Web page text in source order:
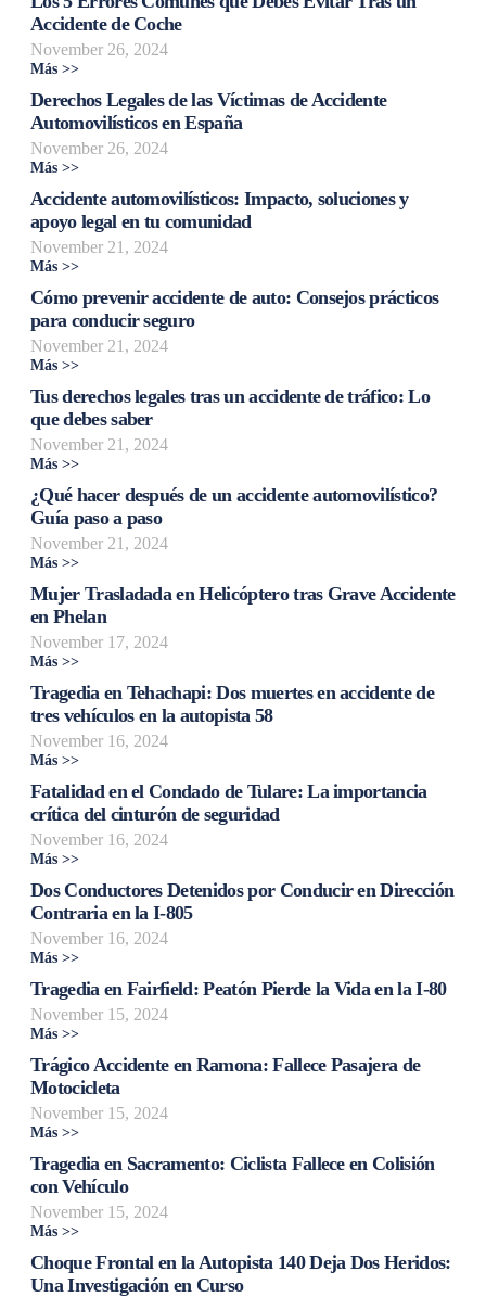
Accidente de Coche
November 26, 2024
Más >>
Derechos Legales de las Víctimas de Accidente
Automovilísticos en España
November 26, 2024
Más >>
Accidente automovilísticos: Impacto, soluciones y
apoyo legal en tu comunidad
November 21, 2024
Más >>
Cómo prevenir accidente de auto: Consejos prácticos
para conducir seguro
November 21, 2024
Más >>
Tus derechos legales tras un accidente de tráfico: Lo
que debes saber
November 21, 2024
Más >>
¿Qué hacer después de un accidente automovilístico?
Guía paso a paso
November 21, 2024
Más >>
Mujer Trasladada en Helicóptero tras Grave Accidente
en Phelan
November 17, 2024
Más >>
Tragedia en Tehachapi: Dos muertes en accidente de
tres vehículos en la autopista 58
November 16, 2024
Más >>
Fatalidad en el Condado de Tulare: La importancia
crítica del cinturón de seguridad
November 16, 2024
Más >>
Dos Conductores Detenidos por Conducir en Dirección
Contraria en la I-805
November 16, 2024
Más >>
Tragedia en Fairfield: Peatón Pierde la Vida en la I-80
November 15, 2024
Más >>
Trágico Accidente en Ramona: Fallece Pasajera de
Motocicleta
November 15, 2024
Más >>
Tragedia en Sacramento: Ciclista Fallece en Colisión
con Vehículo
November 15, 2024
Más >>
Choque Frontal en la Autopista 140 Deja Dos Heridos:
Una Investigación en Curso